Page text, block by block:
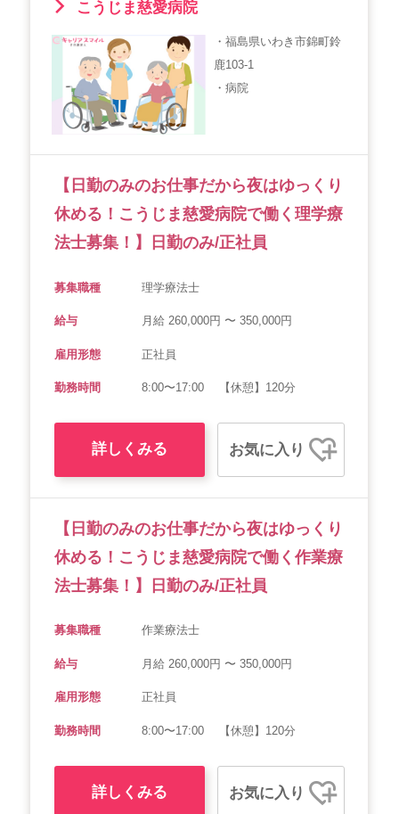
こうじま慈愛病院
・福島県いわき市錦町鈴
鹿103-1
・病院
【日勤のみのお仕事だから夜はゆっくり
休める！こうじま慈愛病院で働く理学療
法士募集！】日勤のみ/正社員
募集職種 理学療法士
給与 月給 260,000円 〜 350,000円
雇用形態 正社員
勤務時間 8:00〜17:00 【休憩】120分
詳しくみる お気に入り
【日勤のみのお仕事だから夜はゆっくり
休める！こうじま慈愛病院で働く作業療
法士募集！】日勤のみ/正社員
募集職種 作業療法士
給与 月給 260,000円 〜 350,000円
雇用形態 正社員
勤務時間 8:00〜17:00 【休憩】120分
詳しくみる お気に入り